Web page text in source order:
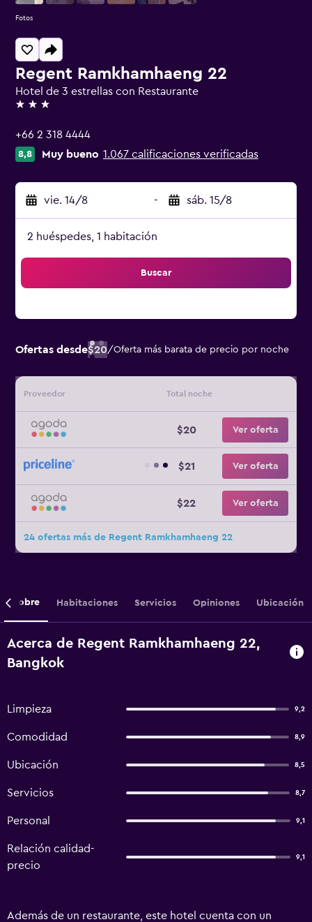
Regent Ramkhamhaeng 22
Hotel de 3 estrellas con Restaurante
3 estrellas
+66 2 318 4444
8,8 Muy bueno 1.067 calificaciones verificadas
vie. 14/8 - sáb. 15/8
2 huéspedes, 1 habitación
Buscar
Ofertas desde$20/Oferta más barata de precio por noche
Proveedor Total noche
$20 Ver oferta
$21 Ver oferta
$22 Ver oferta
24 ofertas más de Regent Ramkhamhaeng 22
Fotos
Sobre Habitaciones Servicios Opiniones Ubicación
Acerca de Regent Ramkhamhaeng 22,
Bangkok
Limpieza 9,2
Comodidad 8,9
Ubicación 8,5
Servicios 8,7
Personal 9,1
Relación calidad-
precio
9,1
Además de un restaurante, este hotel cuenta con un